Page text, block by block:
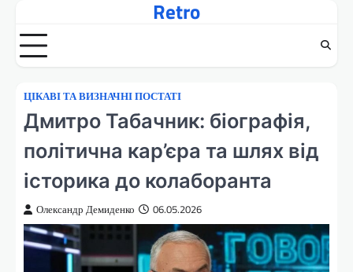
вмісту
Retro
ЦІКАВІ ТА ВИЗНАЧНІ ПОСТАТІ
Дмитро Табачник: біографія,
політична кар’єра та шлях від
історика до колаборанта
Олександр Демиденко 06.05.2026